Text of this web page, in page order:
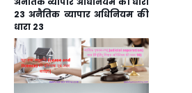
23 अनैतिक व्यापार अधिनियम की
धारा 23